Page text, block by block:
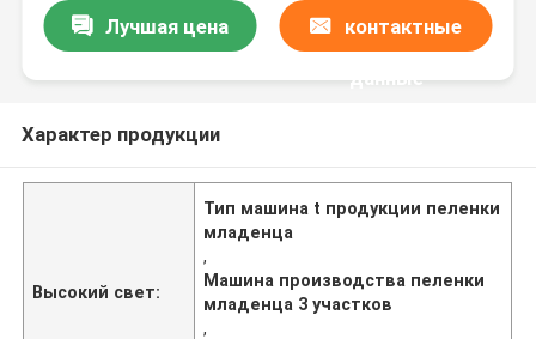
Лучшая цена контактные
данные
Характер продукции
Высокий свет:
Тип машина t продукции пеленки
младенца
,
Машина производства пеленки
младенца 3 участков
,